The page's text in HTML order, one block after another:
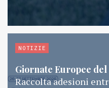
NOTIZIE
Giornate Europee
Raccolta adesioni